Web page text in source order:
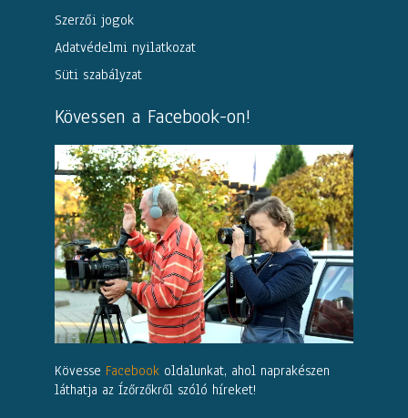
Szerzői jogok
Adatvédelmi nyilatkozat
Süti szabályzat
Kövessen a Facebook-on!
Kövesse Facebook oldalunkat, ahol naprakészen
láthatja az Ízőrzőkről szóló híreket!